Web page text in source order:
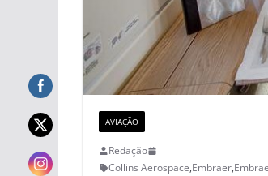
AVIAÇÃO
Redação
Collins Aerospace,Embraer,